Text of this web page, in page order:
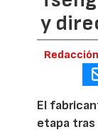
y
El
etapa tras